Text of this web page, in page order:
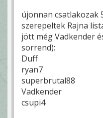
újonnan csatlakozak
szerepeltek Rajna
jött még Vadkender
sorrend):
Duff
ryan7
superbrutal88
Vadkender
csupi4